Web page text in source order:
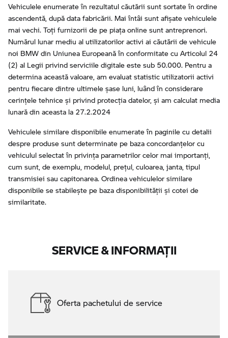
Vehiculele enumerate în rezultatul căutării sunt sortate în ordine
ascendentă, după data fabricării. Mai întâi sunt afișate vehiculele
mai vechi. Toți furnizorii de pe piața online sunt antreprenori.
Numărul lunar mediu al utilizatorilor activi ai căutării de vehicule
noi BMW din Uniunea Europeană în conformitate cu Articolul 24
(2) al Legii privind serviciile digitale este sub 50.000. Pentru a
determina această valoare, am evaluat statistic utilizatorii activi
pentru fiecare dintre ultimele șase luni, luând în considerare
cerințele tehnice și privind protecția datelor, și am calculat media
lunară din aceasta la 27.2.2024
Vehiculele similare disponibile enumerate în paginile cu detalii
despre produse sunt determinate pe baza concordanțelor cu
vehiculul selectat în privința parametrilor celor mai importanți,
cum sunt, de exemplu, modelul, prețul, culoarea, janta, tipul
transmisiei sau capitonarea. Ordinea vehiculelor similare
disponibile se stabilește pe baza disponibilității și cotei de
similaritate.
SERVICE & INFORMAŢII
Oferta pachetului de service